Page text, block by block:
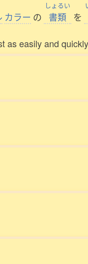
カラー の
しょるい
書類 を
as easily and